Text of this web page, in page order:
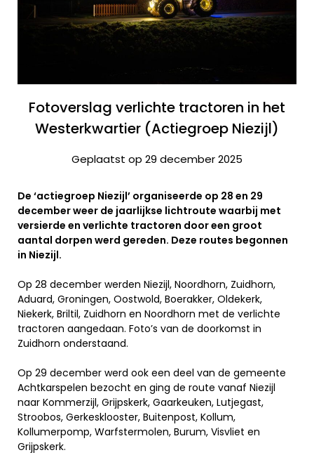
Fotoverslag verlichte tractoren in het
Westerkwartier (Actiegroep Niezijl)
Geplaatst op 29 december 2025
De ‘actiegroep Niezijl’ organiseerde op 28 en 29
december weer de jaarlijkse lichtroute waarbij met
versierde en verlichte tractoren door een groot
aantal dorpen werd gereden. Deze routes begonnen
in Niezijl.
Op 28 december werden Niezijl, Noordhorn, Zuidhorn,
Aduard, Groningen, Oostwold, Boerakker, Oldekerk,
Niekerk, Briltil, Zuidhorn en Noordhorn met de verlichte
tractoren aangedaan. Foto’s van de doorkomst in
Zuidhorn onderstaand.
Op 29 december werd ook een deel van de gemeente
Achtkarspelen bezocht en ging de route vanaf Niezijl
naar Kommerzijl, Grijpskerk, Gaarkeuken, Lutjegast,
Stroobos, Gerkesklooster, Buitenpost, Kollum,
Kollumerpomp, Warfstermolen, Burum, Visvliet en
Grijpskerk.